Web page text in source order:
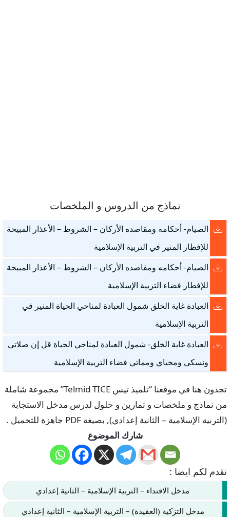
نماذج من الدروس و الملخصات
الصيام- أحكامه ومقاصده الأركان – الشروط – الأعذار المبيحة
للإفطار المنير في التربية الإسلامية
الصيام- أحكامه ومقاصده الأركان – الشروط – الأعذار المبيحة
للإفطار فضاء التربية الإسلامية
العبادة غاية الخلق شمول العبادة لمناحي الحياة المنير في
التربية الإسلامية
العبادة غاية الخلق- شمول العبادة لمناحي الحياة قل إن صلاتي
ونسكي ومحياي ومماتي فضاء التربية الإسلامية
تجدون هنا في موقعنا “تلميذ تيس Telmid TICE” مجموعة شاملة
من نماذج و ملخصات و تمارين و حلول لدرس مدخل الاستجابة
(التربية الإسلامية – الثانية إعدادي), بصيغة PDF جاهزة للتحميل .
شارك الموضوع
نقدم لكم ايضا :
مدخل الاقتداء – التربية الإسلامية – الثانية إعدادي
مدخل التزكية (العقيدة) – التربية الإسلامية – الثانية إعدادي